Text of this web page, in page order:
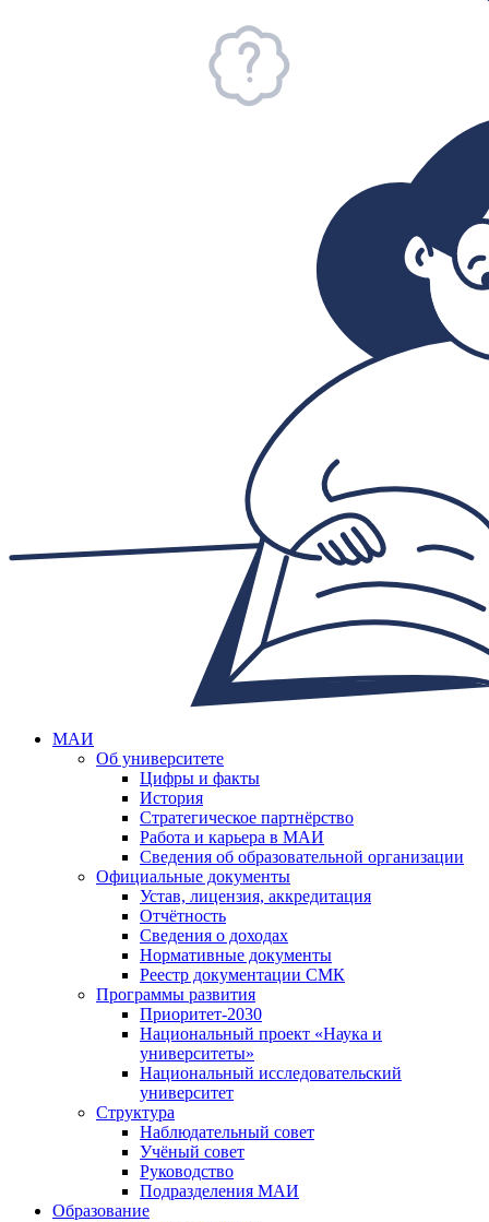
МАИ
Об университете
Цифры и факты
История
Стратегическое партнёрство
Работа и карьера в МАИ
Сведения об образовательной организации
Официальные документы
Устав, лицензия, аккредитация
Отчётность
Сведения о доходах
Нормативные документы
Реестр документации СМК
Программы развития
Приоритет-2030
Национальный проект «Наука и
университеты»
Национальный исследовательский
университет
Структура
Наблюдательный совет
Учёный совет
Руководство
Подразделения МАИ
Образование